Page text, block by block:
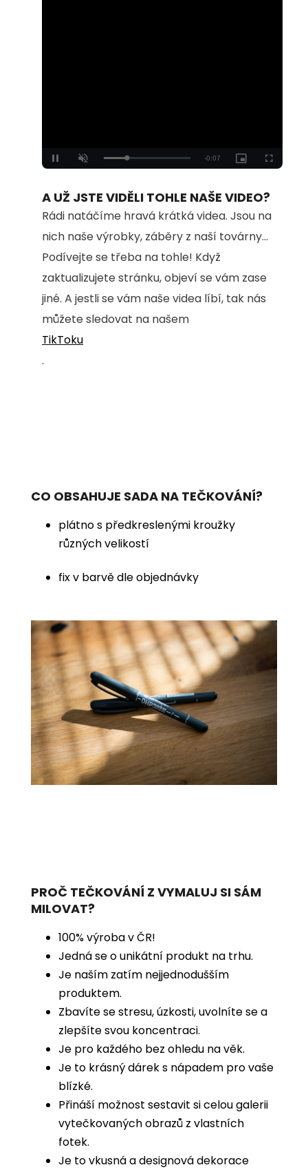
Unmute Loaded:
100.00%
A UŽ JSTE VIDĚLI TOHLE NAŠE VIDEO?
Rádi natáčíme hravá krátká videa. Jsou na
nich naše výrobky, záběry z naší továrny...
Podívejte se třeba na tohle! Když
zaktualizujete stránku, objeví se vám zase
jiné. A jestli se vám naše videa líbí, tak nás
můžete sledovat na našem
TikToku
.
CO OBSAHUJE SADA NA TEČKOVÁNÍ?
plátno s předkreslenými kroužky
různých velikostí
fix v barvě dle objednávky
PROČ TEČKOVÁNÍ Z VYMALUJ SI SÁM
MILOVAT?
100% výroba v ČR!
Jedná se o unikátní produkt na trhu.
Je naším zatím nejjednodušším
produktem.
Zbavíte se stresu, úzkosti, uvolníte se a
zlepšíte svou koncentraci.
Je pro každého bez ohledu na věk.
Je to krásný dárek s nápadem pro vaše
blízké.
Přináší možnost sestavit si celou galerii
vytečkovaných obrazů z vlastních
fotek.
Je to vkusná a designová dekorace